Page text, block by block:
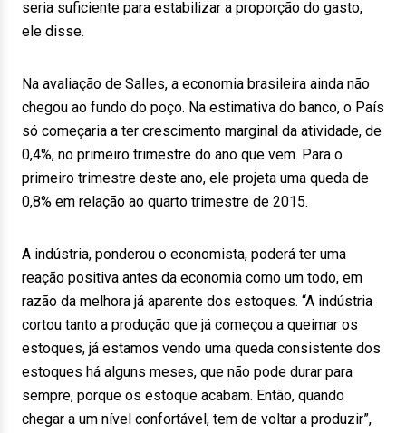
seria suficiente para estabilizar a proporção do gasto,
ele disse.
Na avaliação de Salles, a economia brasileira ainda não
chegou ao fundo do poço. Na estimativa do banco, o País
só começaria a ter crescimento marginal da atividade, de
0,4%, no primeiro trimestre do ano que vem. Para o
primeiro trimestre deste ano, ele projeta uma queda de
0,8% em relação ao quarto trimestre de 2015.
A indústria, ponderou o economista, poderá ter uma
reação positiva antes da economia como um todo, em
razão da melhora já aparente dos estoques. “A indústria
cortou tanto a produção que já começou a queimar os
estoques, já estamos vendo uma queda consistente dos
estoques há alguns meses, que não pode durar para
sempre, porque os estoque acabam. Então, quando
chegar a um nível confortável, tem de voltar a produzir”,